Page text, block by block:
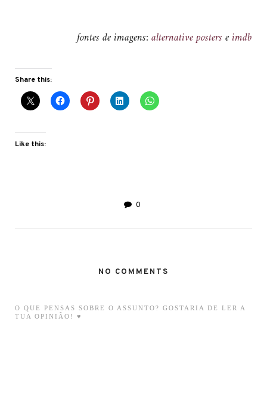
fontes de imagens:alternative posterseimdb
Share this:
Like this:
0
NO COMMENTS
O QUE PENSAS SOBRE O ASSUNTO? GOSTARIA DE LER A
TUA OPINIÃO! ♥